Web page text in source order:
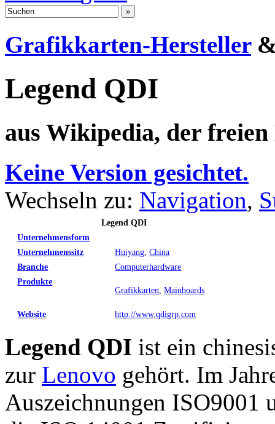
Grafikkarten-Hersteller
Legend QDI
aus Wikipedia, der
Keine Version gesichtet.
Wechseln zu: Navigation,
Legend QDI
Unternehmensform
Unternehmenssitz
Huiyang ,China
Branche
Computerhardware
Produkte
Grafikkarten,Mainboards
Website http://www.qdigrp.com
Legend QDI ist ein
zur Lenovo gehört. Im
Auszeichnungen ISO9001